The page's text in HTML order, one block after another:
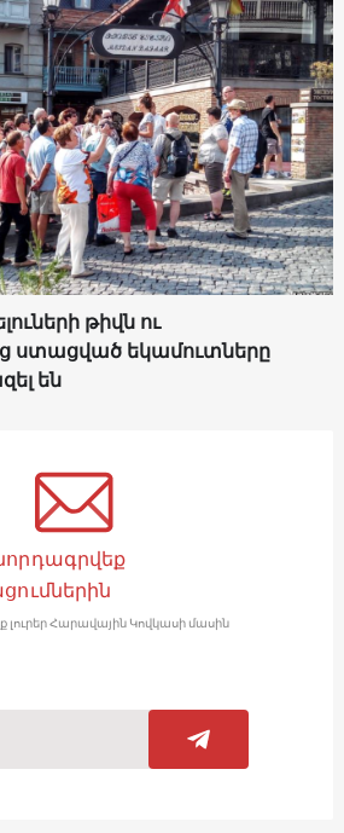
թիվն ու
ստացված եկամուտները
են
լուրեր Հարավային Կովկասի մասին